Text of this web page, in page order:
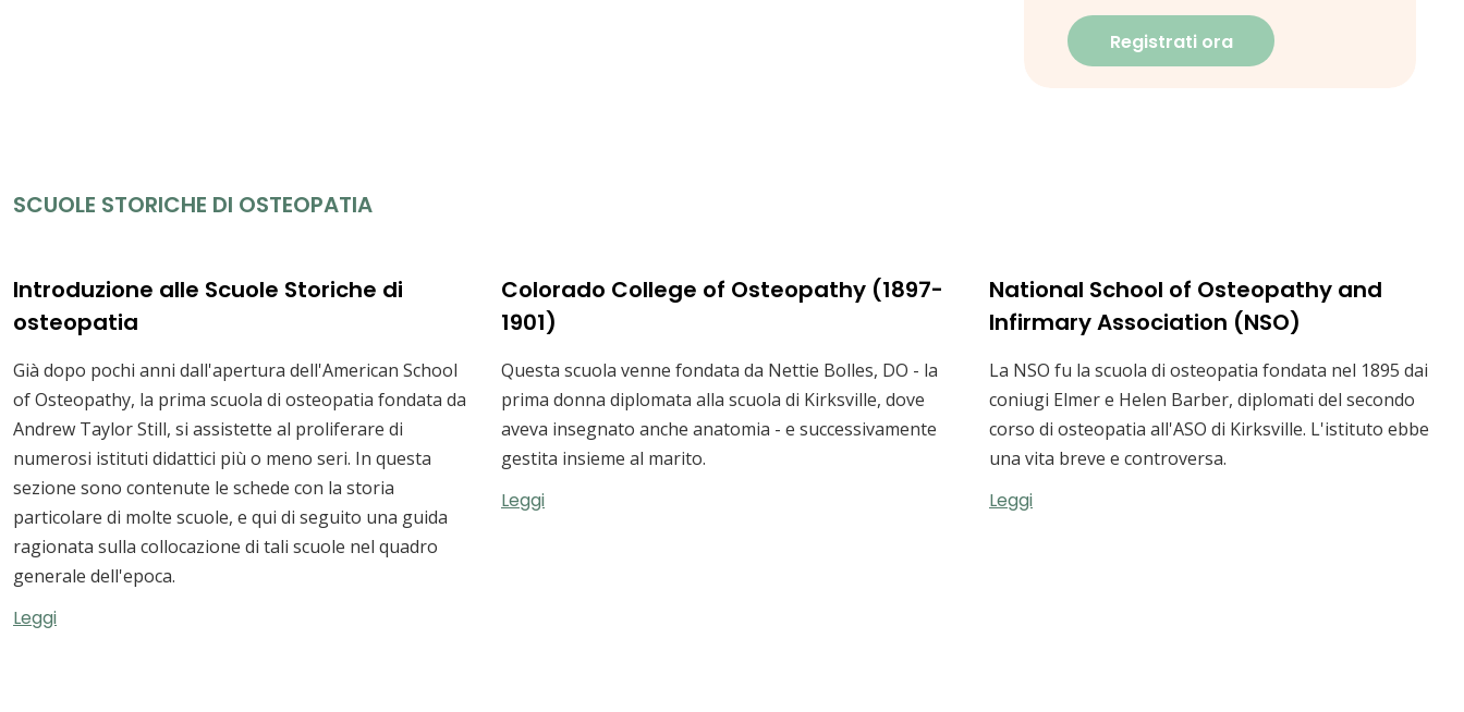
Registrati ora
SCUOLE STORICHE DI OSTEOPATIA
Introduzione alle Scuole Storiche di
osteopatia
Già dopo pochi anni dall'apertura dell'American School
of Osteopathy, la prima scuola di osteopatia fondata da
Andrew Taylor Still, si assistette al proliferare di
numerosi istituti didattici più o meno seri. In questa
sezione sono contenute le schede con la storia
particolare di molte scuole, e qui di seguito una guida
ragionata sulla collocazione di tali scuole nel quadro
generale dell'epoca.
Leggi
Colorado College of Osteopathy (1897-
1901)
Questa scuola venne fondata da Nettie Bolles, DO - la
prima donna diplomata alla scuola di Kirksville, dove
aveva insegnato anche anatomia - e successivamente
gestita insieme al marito.
Leggi
National School of Osteopathy and
Infirmary Association (NSO)
La NSO fu la scuola di osteopatia fondata nel 1895 dai
coniugi Elmer e Helen Barber, diplomati del secondo
corso di osteopatia all'ASO di Kirksville. L'istituto ebbe
una vita breve e controversa.
Leggi